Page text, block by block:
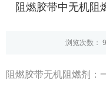
阻燃胶带中无机阻
浏览次数：
阻燃胶带无机阻燃剂：